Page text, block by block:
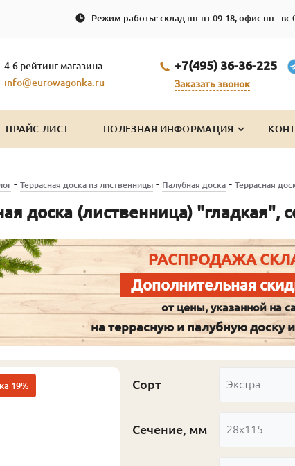
Режим работы: склад пн-пт 09-18, офис пн - вс
4.6 рейтинг магазина
info@eurowagonka.ru
+7(495) 36-36-225
Заказать звонок
ПРАЙС-ЛИСТ ПОЛЕЗНАЯ ИНФОРМАЦИЯ
- Террасная доска из лиственницы- Палубная доска- Террасная
доска (лиственница) "гладкая",
РАСПРОДАЖА
Дополнительная
от цены, указанной на
на террасную и палубную доску
19% Сорт Экстра
Сечение, мм 28x115